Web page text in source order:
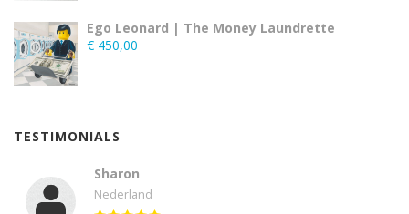
Ego Leonard | The Money Laundrette
€ 450,00
TESTIMONIALS
Sharon
Nederland